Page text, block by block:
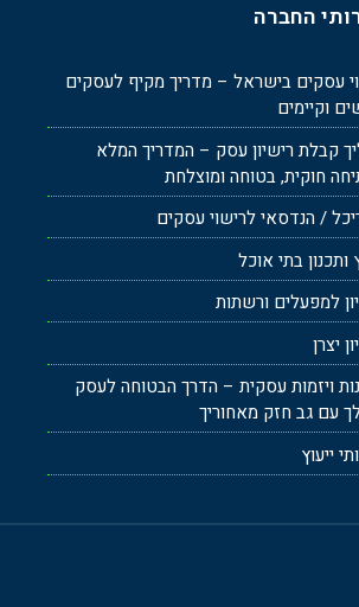
החברה
עסקים בישראל – מדריך מקיף לעסקים
וקיימים
קבלת רישיון עסק – המדריך המלא
חוקית, בטוחה ומוצלחת
/ הנדסאי לרישוי עסקים
ותכנון בתי אוכל
למפעלים ורשתות
יצרן
ויזמות עסקית – הדרך הבטוחה לעסק
עם גב חזק מאחוריך
ייעוץ